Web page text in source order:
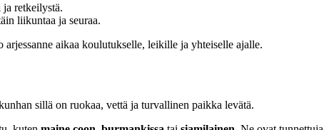
retkeilystä.
liikuntaa ja seuraa.
aikaa koulutukselle, leikille ja yhteiselle ajalle.
sillä on ruokaa, vettä ja turvallinen paikka levätä.